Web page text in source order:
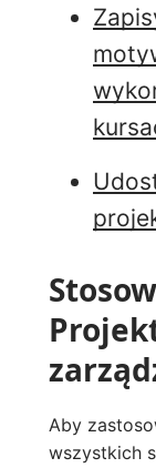
Aby
wszystkich